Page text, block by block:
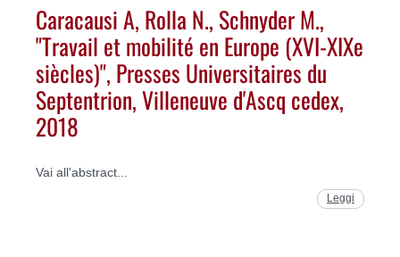
Caracausi A, Rolla N., Schnyder M.,
"Travail et mobilité en Europe (XVI-XIXe
siècles)", Presses Universitaires du
Septentrion, Villeneuve d'Ascq cedex,
2018
Vai all'abstract...
Leggi